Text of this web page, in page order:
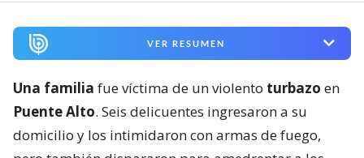
VER RESUMEN
Una familia fue víctima de un violento turbazo en
Puente Alto. Seis delicuentes ingresaron a su
domicilio y los intimidaron con armas de fuego,